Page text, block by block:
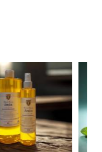
Stimulant
CE
PRODUIT
A
PLUSIEURS